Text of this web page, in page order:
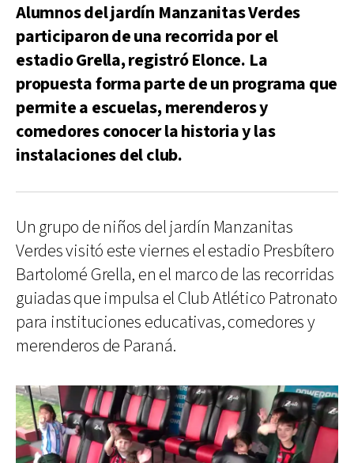
Alumnos del jardín Manzanitas Verdes
participaron de una recorrida por el
estadio Grella, registró Elonce. La
propuesta forma parte de un programa que
permite a escuelas, merenderos y
comedores conocer la historia y las
instalaciones del club.
Un grupo de niños del jardín Manzanitas
Verdes visitó este viernes el estadio Presbítero
Bartolomé Grella, en el marco de las recorridas
guiadas que impulsa el Club Atlético Patronato
para instituciones educativas, comedores y
merenderos de Paraná.